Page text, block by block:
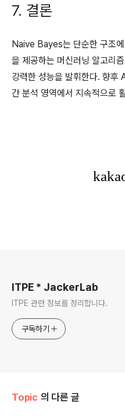
7. 결론
Naive Bayes는 단순한 구조
을 제공하는 머신러닝 알고리
강력한 성능을 발휘한다. 향후
간 분석 영역에서 지속적으로
ITPE * JackerLab
ITPE 관련 정보를 정리합니다.
구독하기
Topic 의 다른 글